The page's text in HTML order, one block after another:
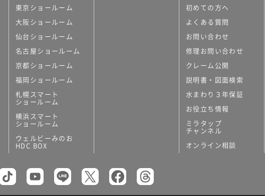
東京ショールーム
大阪ショールーム
仙台ショールーム
名古屋ショールーム
京都ショールーム
福岡ショールーム
札幌スマート
ショールーム
横浜スマート
ショールーム
ウェルビーみのお
HDC BOX
初めての方へ
よくある質問
お問い合わせ
修理お問い合わせ
クレーム公開
説明書・図面検索
水まわり３年保証
お役立ち情報
ミラタップ
チャンネル
オンライン相談